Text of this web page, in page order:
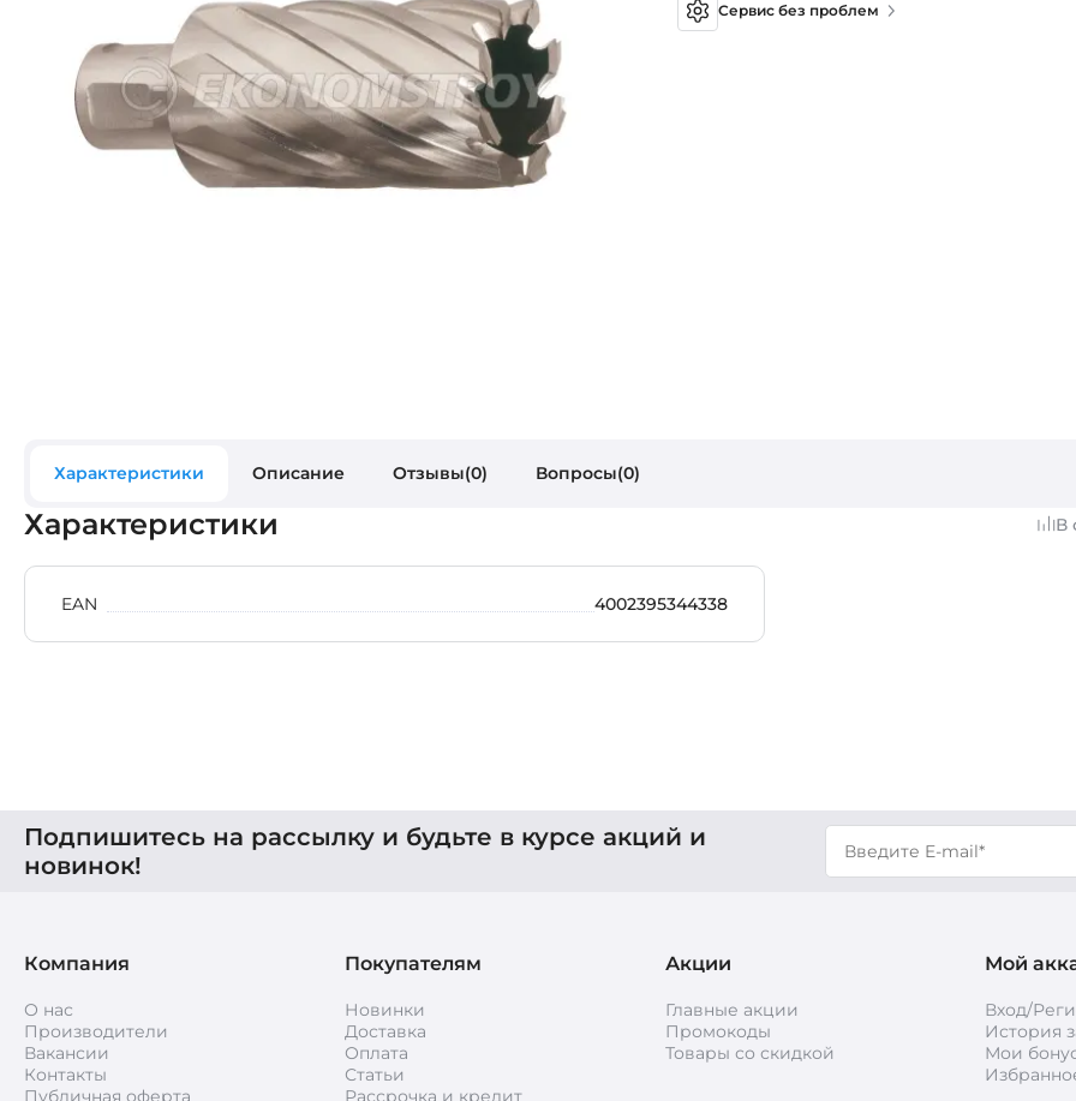
Сервис без проблем
Характеристики Описание Отзывы(0) Вопросы(0)
Характеристики В
EAN 4002395344338
Подпишитесь на рассылку и будьте в курсе акций и
новинок!
Компания
О нас
Производители
Вакансии
Контакты
Публичная оферта
Покупателям
Новинки
Доставка
Оплата
Статьи
Рассрочка и кредит
Акции
Главные акции
Промокоды
Товары со скидкой
Мой
Вход/
История
Мои